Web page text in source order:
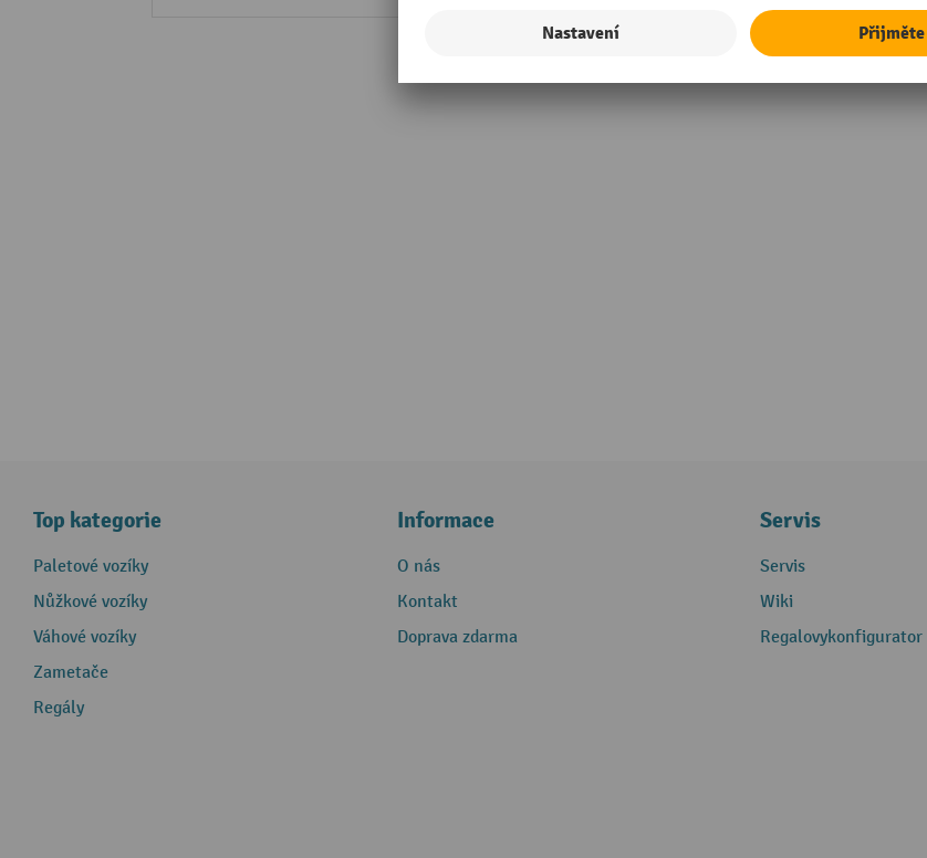
Top kategorie
Paletové vozíky
Nůžkové vozíky
Váhové vozíky
Zametače
Regály
Informace
O nás
Kontakt
Doprava zdarma
Servis
Servis
Wiki
Regalovykonfigurator